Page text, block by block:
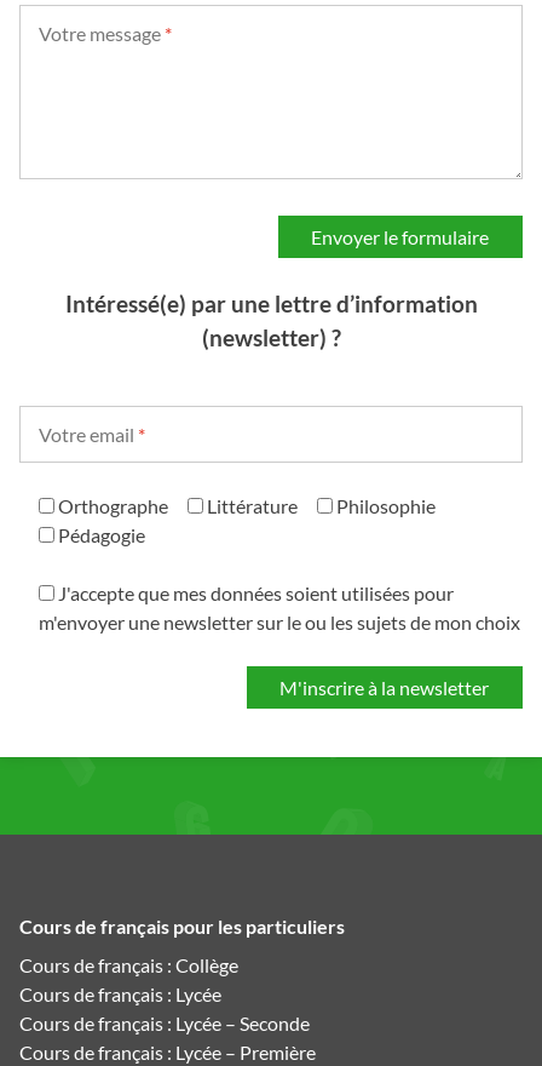
Votre message *
Intéressé(e) par une lettre d’information
(newsletter) ?
Votre email *
Orthographe Littérature
Philosophie
Pédagogie
J'accepte que mes données soient utilisées pour
m'envoyer une newsletter sur le ou les sujets de mon choix
Cours de français pour les particuliers
Cours de français : Collège
Cours de français : Lycée
Cours de français : Lycée – Seconde
Cours de français : Lycée – Première